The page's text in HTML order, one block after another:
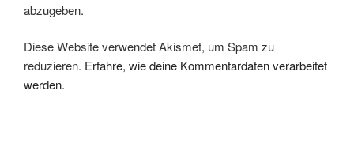
abzugeben.
Diese Website verwendet Akismet, um Spam zu
reduzieren. Erfahre, wie deine Kommentardaten verarbeitet
werden.